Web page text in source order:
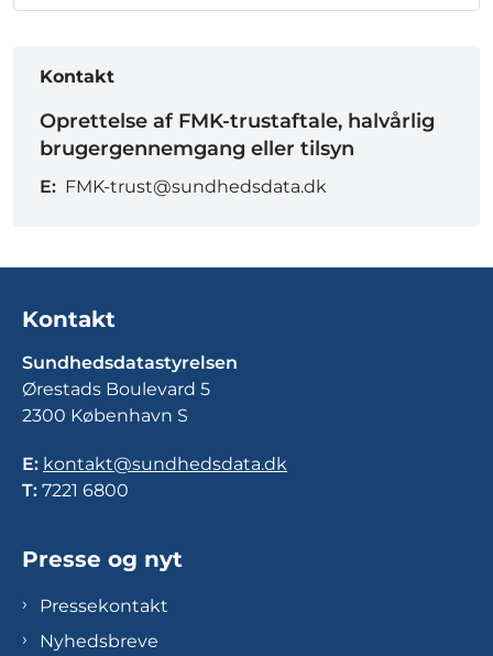
Kontakt
Oprettelse af FMK-trustaftale, halvårlig
brugergennemgang eller tilsyn
E: FMK-trust@sundhedsdata.dk
Kontakt
Sundhedsdatastyrelsen
Ørestads Boulevard 5
2300 København S
E: kontakt@sundhedsdata.dk
T: 7221 6800
Presse og nyt
Pressekontakt
Nyhedsbreve